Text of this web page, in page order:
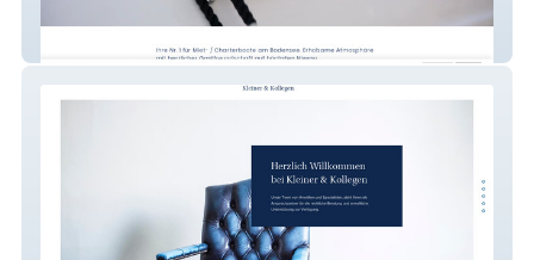
Bodenseefinest Finest Charter